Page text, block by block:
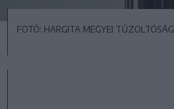
FOTÓ: HARGITA MEGYEI TŰZOLTÓSÁG